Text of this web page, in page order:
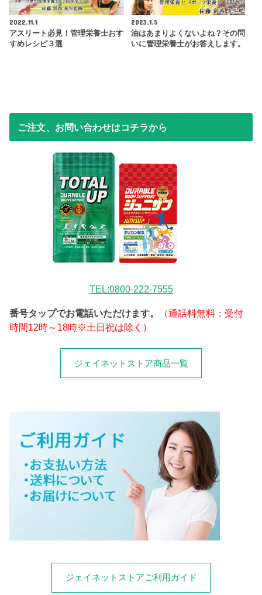
2022.11.1
アスリート必見！管理栄養士おす
すめレシピ３選
2023.1.5
油はあまりよくないよね？その問
いに管理栄養士がお答えします。
ご注文、お問い合わせはコチラから
TEL:0800-222-7555
番号タップでお電話いただけます。
（通話料無料：受付
時間12時～18時※土日祝は除く）
ジェイネットストア商品一覧
ジェイネットストアご利用ガイド